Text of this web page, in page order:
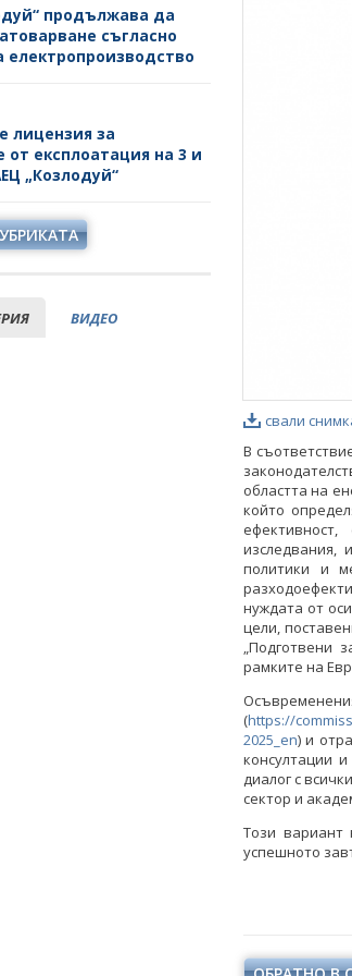
продължава да
съгласно
електропроизводство
лицензия за
от експлоатация на 3 и
„Козлодуй“
ВИДЕО
свали
В
областта на
който
изследвания,
политики и
нуждата от
цели,
„Подготвени
рамките на
(https://
2025_en) и
консултации
диалог с
сектор и
Този
успешното